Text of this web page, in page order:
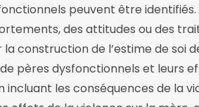
peuvent être
des attitudes ou des
construction de l’estime de soi
pères dysfonctionnels et leurs
incluant les conséquences de la